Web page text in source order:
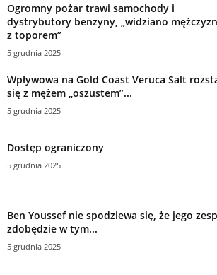
Ogromny pożar trawi samochody i
dystrybutory benzyny, „widziano
z toporem”
5 grudnia 2025
Wpływowa na Gold Coast Veruca Salt
się z mężem „oszustem”...
5 grudnia 2025
Dostęp ograniczony
5 grudnia 2025
Ben Youssef nie spodziewa się, że jego
zdobędzie w tym...
5 grudnia 2025